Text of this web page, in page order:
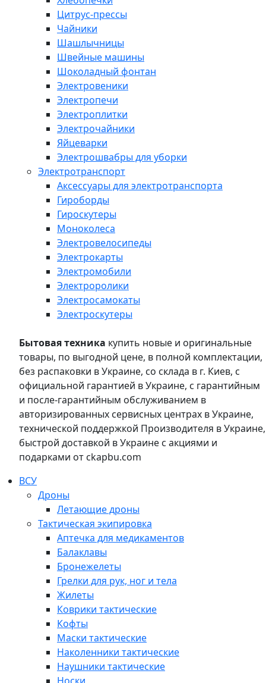
Цитрус-прессы
Чайники
Шашлычницы
Швейные машины
Шоколадный фонтан
Электровеники
Электропечи
Электроплитки
Электрочайники
Яйцеварки
Электрошвабры для уборки
Электротранспорт
Аксессуары для электротранспорта
Гироборды
Гироскутеры
Моноколеса
Электровелосипеды
Электрокарты
Электромобили
Электроролики
Электросамокаты
Электроскутеры
Бытовая техника купить новые и оригинальные
товары, по выгодной цене, в полной комплектации,
без распаковки в Украине, со склада в г. Киев, с
официальной гарантией в Украине, с гарантийным
и после-гарантийным обслуживанием в
авторизированных сервисных центрах в Украине,
технической поддержкой Производителя в Украине,
быстрой доставкой в Украине с акциями и
подарками от ckapbu.com
ВСУ
Дроны
Летающие дроны
Тактическая экипировка
Аптечка для медикаментов
Балаклавы
Бронежелеты
Грелки для рук, ног и тела
Жилеты
Коврики тактические
Кофты
Маски тактические
Наколенники тактические
Наушники тактические